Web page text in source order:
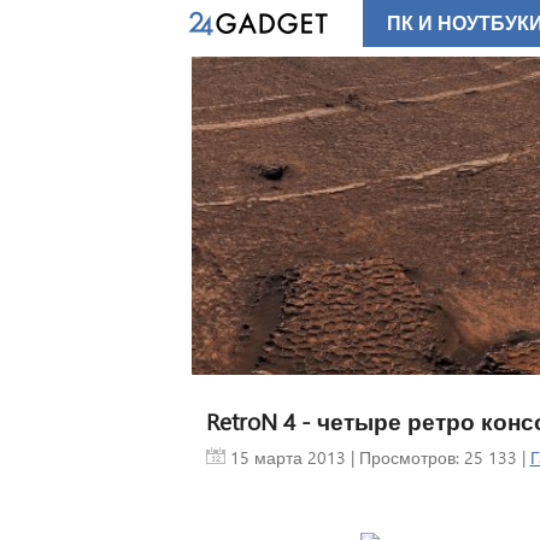
RetroN 4 - четыре ретро
15 марта 2013 | Просмотров: 25 133 |
ПК И НОУТБУКИ